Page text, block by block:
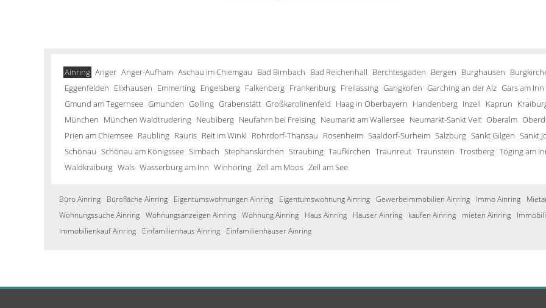
Ainring Anger Anger-Aufham Aschau im Chiemgau Bad Birnbach Bad Reichenhall Berchtesgaden Bergen Burghausen
Eggenfelden Elixhausen Emmerting Engelsberg Falkenberg Frankenburg Freilassing Gangkofen Garching an der Alz Gars am Inn
Gmund am Tegernsee Gmunden Golling Grabenstätt Großkarolinenfeld Haag in Oberbayern Handenberg Inzell Kaprun
München München Waldtrudering Neubiberg Neufahrn bei Freising Neumarkt am Wallersee Neumarkt-Sankt Veit Oberalm
Prien am Chiemsee Raubling Rauris Reit im Winkl Rohrdorf-Thansau Rosenheim Saaldorf-Surheim Salzburg Sankt Gilgen Sankt
Schönau Schönau am Königssee Simbach Stephanskirchen Straubing Taufkirchen Traunreut Traunstein Trostberg Töging am
Waldkraiburg Wals Wasserburg am Inn Winhöring Zell am Moos Zell am See
Büro Ainring Bürofläche Ainring Eigentumswohnungen Ainring Eigentumswohnung Ainring Gewerbeimmobilien Ainring Immo Ainring
Wohnungssuche Ainring Wohnungsanzeigen Ainring Wohnung Ainring Haus Ainring Häuser Ainring kaufen Ainring mieten Ainring
Immobilienkauf Ainring
Einfamilienhaus Ainring Einfamilienhäuser Ainring